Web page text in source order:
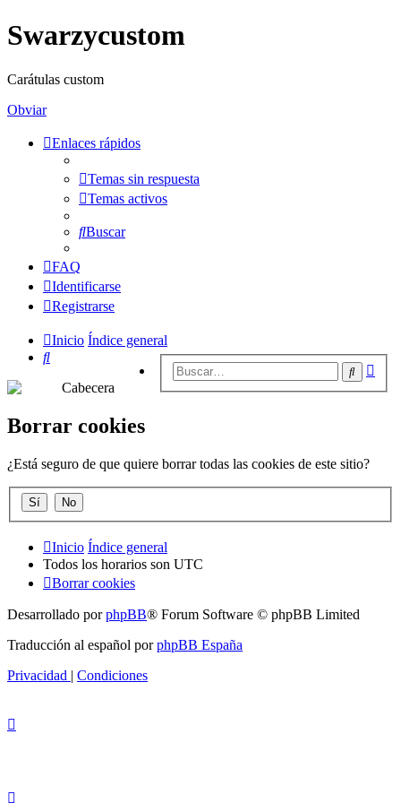
Swarzycustom
Carátulas custom
Obviar
Enlaces rápidos
Temas sin respuesta
Temas activos
Buscar
FAQ
Identificarse
Registrarse
Inicio Índice general
Buscar
Buscar
Borrar cookies
¿Está seguro de que quiere borrar todas las cookies de este sitio?
Inicio Índice general
Todos los horarios son UTC
Borrar cookies
Desarrollado porphpBB® Forum Software © phpBB Limited
Traducción al español porphpBB España
Privacidad | Condiciones